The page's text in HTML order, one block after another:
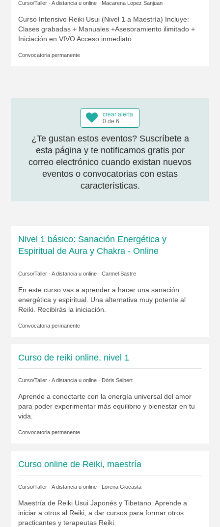
Curso/Taller · A distancia u online · Macarena Lopez Sanjuan
Curso Intensivo Reiki Usui (Nivel 1 a Maestría) Incluye:
Clases grabadas + Manuales +Asesoramiento ilimitado +
Iniciación en VIVO Acceso inmediato.
Convocatoria permanente
crear alerta
0 de 6
¿Te gustan estos eventos? Suscríbete a
esta página y te notificamos gratis por
correo electrónico cuando existan nuevos
eventos o convocatorias con estas
características.
Nivel 1 básico: Sanación Energética y
Espiritual de Aura y Chakra - Online
Curso/Taller · A distancia u online · Carmel Sastre
En este curso vas a aprender a hacer una sanación
energética y espiritual. Una alternativa muy potente al
Reiki. Recibirás la iniciación.
Convocatoria permanente
Curso de reiki online, nivel 1
Curso/Taller · A distancia u online · Dóris Seibert
Aprende a conectarte con la energía universal del amor
para poder experimentar más equilibrio y bienestar en tu
vida.
Convocatoria permanente
Curso online de Reiki, maestría
Curso/Taller · A distancia u online · Lorena Giocasta
Maestría de Reiki Usui Japonés y Tibetano. Aprende a
iniciar a otros al Reiki, a dar cursos para formar otros
practicantes y terapeutas Reiki.